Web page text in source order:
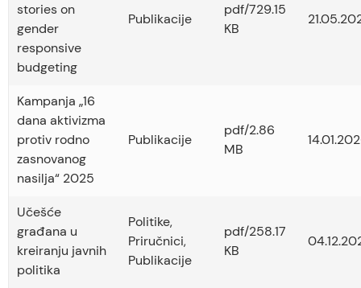
stories on
gender
responsive
budgeting
Publikacije
pdf/729.15
KB
Kampanja „16
dana aktivizma
protiv rodno
zasnovanog
nasilja“ 2025
Publikacije
pdf/2.86
MB
Učešće
građana u
kreiranju javnih
politika
Politike,
Priručnici,
Publikacije
pdf/258.17
KB